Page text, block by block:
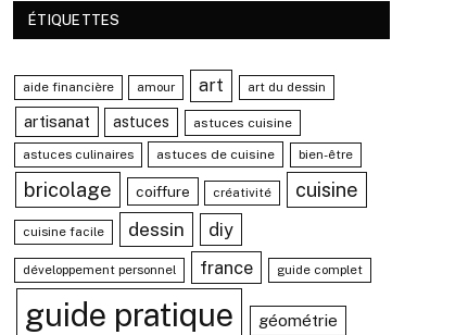
ÉTIQUETTES
aide financière amour art art du dessin
artisanat astuces astuces cuisine
astuces culinaires astuces de cuisine bien-être
bricolage coiffure créativité cuisine
cuisine facile dessin diy
développement personnel france guide complet
guide pratique géométrie